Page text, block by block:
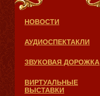
НОВОСТИ
АУДИОСПЕКТАКЛИ
ЗВУКОВАЯ ДОРОЖКА
ВИРТУАЛЬНЫЕ
ВЫСТАВКИ